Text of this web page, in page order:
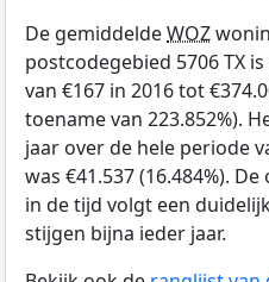
De gemiddeldeWOZ
postcodegebied 5706 TX
van €167 in 2016 tot
toename van 223.852%).
jaar over de hele periode
was €41.537 (16.484%).
in de tijd volgt een
stijgen bijna ieder jaar.